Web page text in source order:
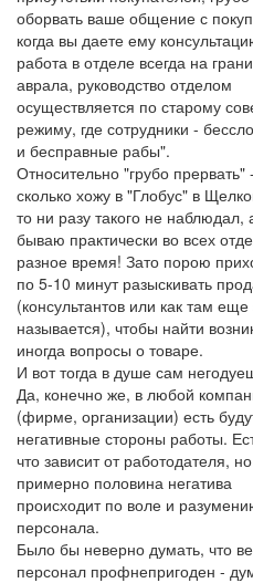
оборвать ваше общение с
когда вы даете ему
работа в отделе всегда на грани
аврала, руководство отделом
осуществляется по старому
режиму, где сотрудники -
и бесправные рабы".
Относительно "грубо прервать" -
сколько хожу в "Глобус" в
то ни разу такого не наблюдал,
бываю практически во всех
разное время! Зато порою
по 5-10 минут разыскивать
(консультантов или как там еще
называется), чтобы найти
иногда вопросы о товаре.
И вот тогда в душе сам
Да, конечно же, в любой
(фирме, организации) есть
негативные стороны работы.
что зависит от работодателя, но
примерно половина негатива
происходит по воле и
персонала.
Было бы неверно думать, что
персонал профнепригоден -